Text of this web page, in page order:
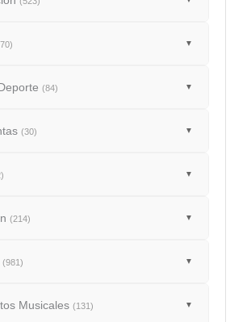
▼
(84) ▼
(30) ▼
▼
(214) ▼
(981) ▼
Musicales(131) ▼